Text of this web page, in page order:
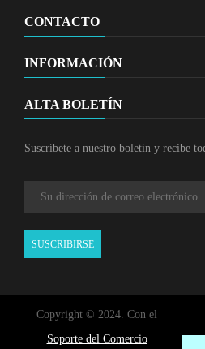
CONTACTO
INFORMACIÓN
ALTA BOLETÍN
Suscríbete a nuestro boletín y recibe
SUSCRIBIRSE
Copyright © 2024. Con el
Soporte del Comercio